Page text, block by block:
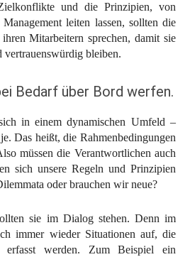
und die Prinzipien, von
leiten lassen, sollten die
Mitarbeitern sprechen, damit sie
vertrauenswürdig bleiben.
Bedarf über Bord werfen.
in einem dynamischen Umfeld –
Das heißt, die Rahmenbedingungen
müssen die Verantwortlichen auch
sich unsere Regeln und Prinzipien
oder brauchen wir neue?
sie im Dialog stehen. Denn im
immer wieder Situationen auf, die
werden. Zum Beispiel ein